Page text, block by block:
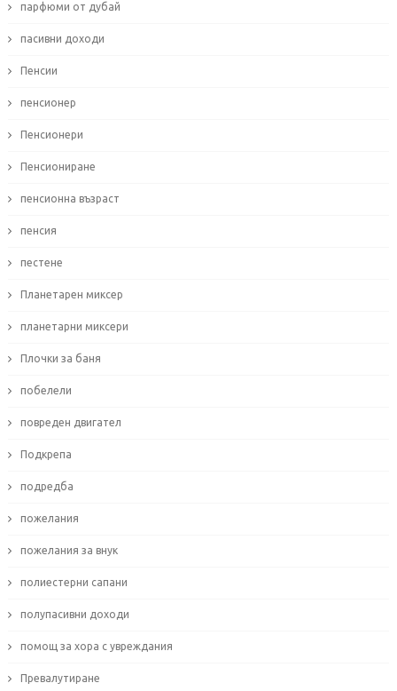
парфюми от дубай
пасивни доходи
Пенсии
пенсионер
Пенсионери
Пенсиониране
пенсионна възраст
пенсия
пестене
Планетарен миксер
планетарни миксери
Плочки за баня
побелели
повреден двигател
Подкрепа
подредба
пожелания
пожелания за внук
полиестерни сапани
полупасивни доходи
помощ за хора с увреждания
Превалутиране